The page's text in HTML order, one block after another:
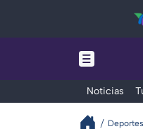
Noticias
Deportes